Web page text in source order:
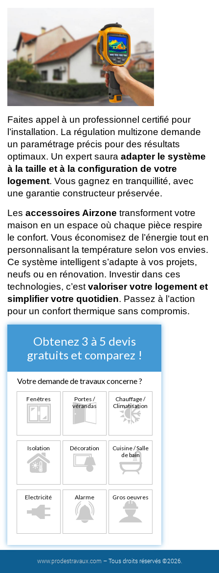
Faites appel à un professionnel certifié pour
l’installation. La régulation multizone demande
un paramétrage précis pour des résultats
optimaux. Un expert saura adapter le système
à la taille et à la configuration de votre
logement. Vous gagnez en tranquillité, avec
une garantie constructeur préservée.
Les accessoires Airzone transforment votre
maison en un espace où chaque pièce respire
le confort. Vous économisez de l’énergie tout en
personnalisant la température selon vos envies.
Ce système intelligent s’adapte à vos projets,
neufs ou en rénovation. Investir dans ces
technologies, c’est valoriser votre logement et
simplifier votre quotidien. Passez à l’action
pour un confort thermique sans compromis.
Obtenez 3 à 5 devis
gratuits et comparez !
Votre demande de travaux concerne ?
Fenêtres
Portes /
vérandas
Chauffage /
Climatisation
Isolation Décoration
Cuisine / Salle
de bain
Electricité Alarme Gros oeuvres
www.prodestravaux.com – Tous droits réservés ©2026.